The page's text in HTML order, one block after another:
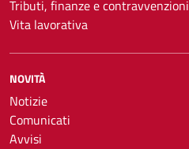
Tributi, finanze e contravvenzioni
Vita lavorativa
NOVITÀ
Notizie
Comunicati
Avvisi